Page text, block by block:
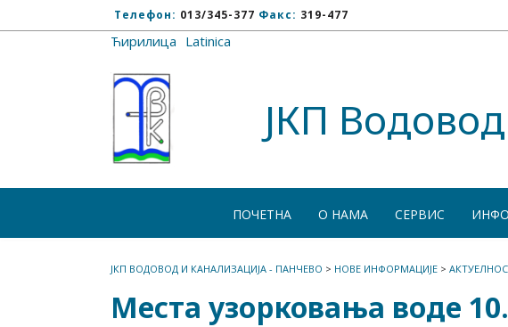
Телефон: 013/345-377 Факс: 319-477
Ћирилица Latinica
ЈКП
ПОЧЕТНА О НАМА СЕРВИС
ЈКП ВОДОВОД И КАНАЛИЗАЦИЈА - ПАНЧЕВО > НОВЕ ИНФОРМАЦИЈЕ >
Места узорковања воде